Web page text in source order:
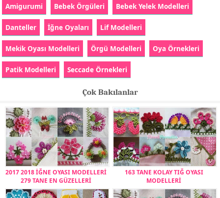
Amigurumi Bebek Örgüleri Bebek Yelek Modelleri
Danteller İğne Oyaları Lif Modelleri
Mekik Oyası Modelleri Örgü Modelleri Oya Örnekleri
Patik Modelleri Seccade Örnekleri
Çok Bakılanlar
2017 2018 İĞNE OYASI MODELLERİ
279 TANE EN GÜZELLERİ
163 TANE KOLAY TIĞ OYASI
MODELLERİ